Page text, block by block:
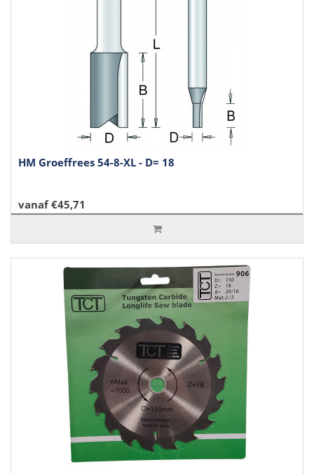
HM Groeffrees 54-8-XL - D= 18
vanaf €45,71